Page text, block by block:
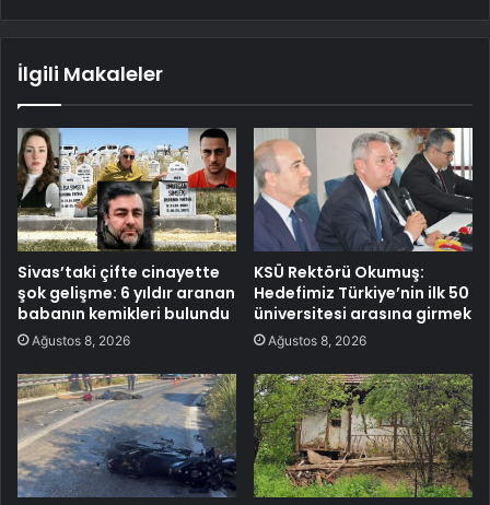
İlgili Makaleler
Sivas’taki çifte cinayette
şok gelişme: 6 yıldır aranan
babanın kemikleri bulundu
Ağustos 8, 2026
KSÜ Rektörü Okumuş:
Hedefimiz Türkiye’nin ilk 50
üniversitesi arasına girmek
Ağustos 8, 2026